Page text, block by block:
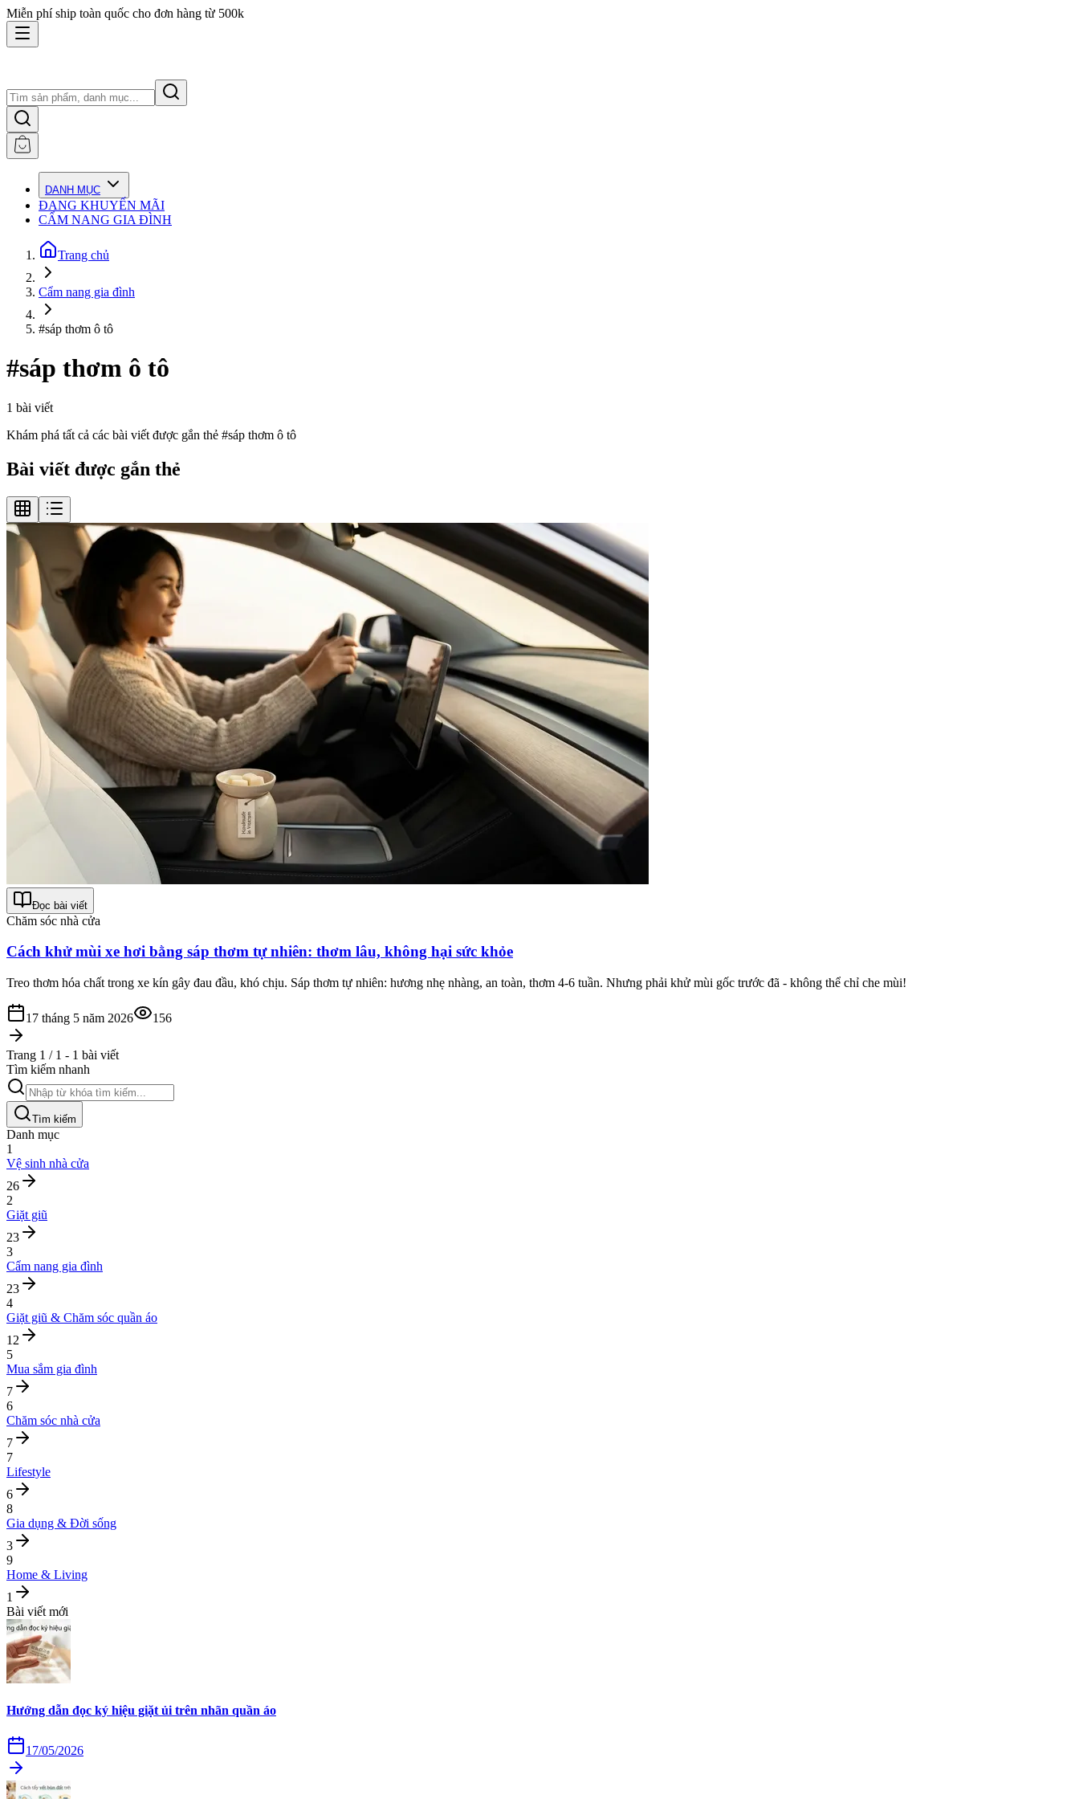
Miễn phí ship toàn quốc cho đơn hàng từ 500k
DANH MỤC
ĐANG KHUYẾN MÃI
CẨM NANG GIA ĐÌNH
Trang chủ
Cẩm nang gia đình
#sáp thơm ô tô
#sáp thơm ô tô
1 bài viết
Khám phá tất cả các bài viết được gắn thẻ #sáp thơm ô tô
Bài viết được gắn thẻ
Đọc bài viết
Chăm sóc nhà cửa
Cách khử mùi xe hơi bằng sáp thơm tự nhiên: thơm lâu, không hại sức khỏe
Treo thơm hóa chất trong xe kín gây đau đầu, khó chịu. Sáp thơm tự nhiên: hương nhẹ nhàng, an toàn, thơm 4-6 tuần. Nhưng phải khử mùi gốc trước đã - không thể chỉ che mùi!
17 tháng 5 năm 2026 156
Trang 1 / 1 - 1 bài viết
Tìm kiếm nhanh
Tìm kiếm
Danh mục
1
Vệ sinh nhà cửa
26
2
Giặt giũ
23
3
Cẩm nang gia đình
23
4
Giặt giũ & Chăm sóc quần áo
12
5
Mua sắm gia đình
7
6
Chăm sóc nhà cửa
7
7
Lifestyle
6
8
Gia dụng & Đời sống
3
9
Home & Living
1
Bài viết mới
Hướng dẫn đọc ký hiệu giặt ủi trên nhãn quần áo
17/05/2026